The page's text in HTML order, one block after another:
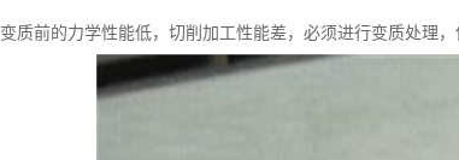
变质前的力学性能低，切削加工性能差，必须进行变质处理